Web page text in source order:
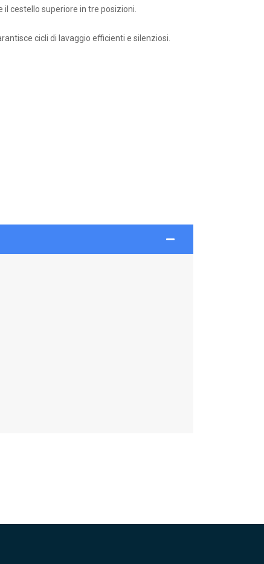
cestello superiore in tre posizioni.
cicli di lavaggio efficienti e silenziosi.